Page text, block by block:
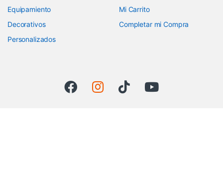
Equipamiento
Decorativos
Personalizados
Mi Carrito
Completar mi Compra